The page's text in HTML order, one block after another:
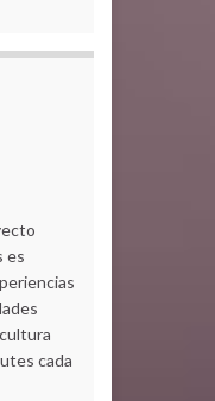
es
cada